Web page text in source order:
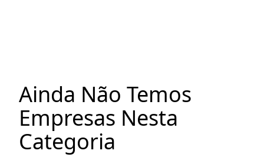
Ainda Não Temos
Empresas Nesta
Categoria